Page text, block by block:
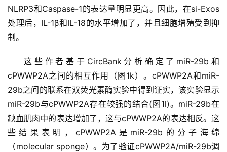
会
展
关
于
我
们
NLRP3和Caspase-1的表达量明显更高。因此，在si-Exos
处理后，IL-1β和IL-18的水平增加了，并且细胞增殖受到抑
制。
这些作者基于CircBank分析确定了miR-29b和
cPWWP2A之间的相互作用（图1k）。cPWWP2A和miR-
29b之间的联系在双荧光素酶实验中得到证实，该实验显示
miR-29b与cPWWP2A存在较强的结合(图1l)。miR-29b在
缺血肌肉中的表达增加了，这与cPWWP2A的表达相反。这
些结果表明，cPWWP2A是miR-29b的分子海绵
（molecular sponge）。为了验证cPWWP2A/miR-29b调